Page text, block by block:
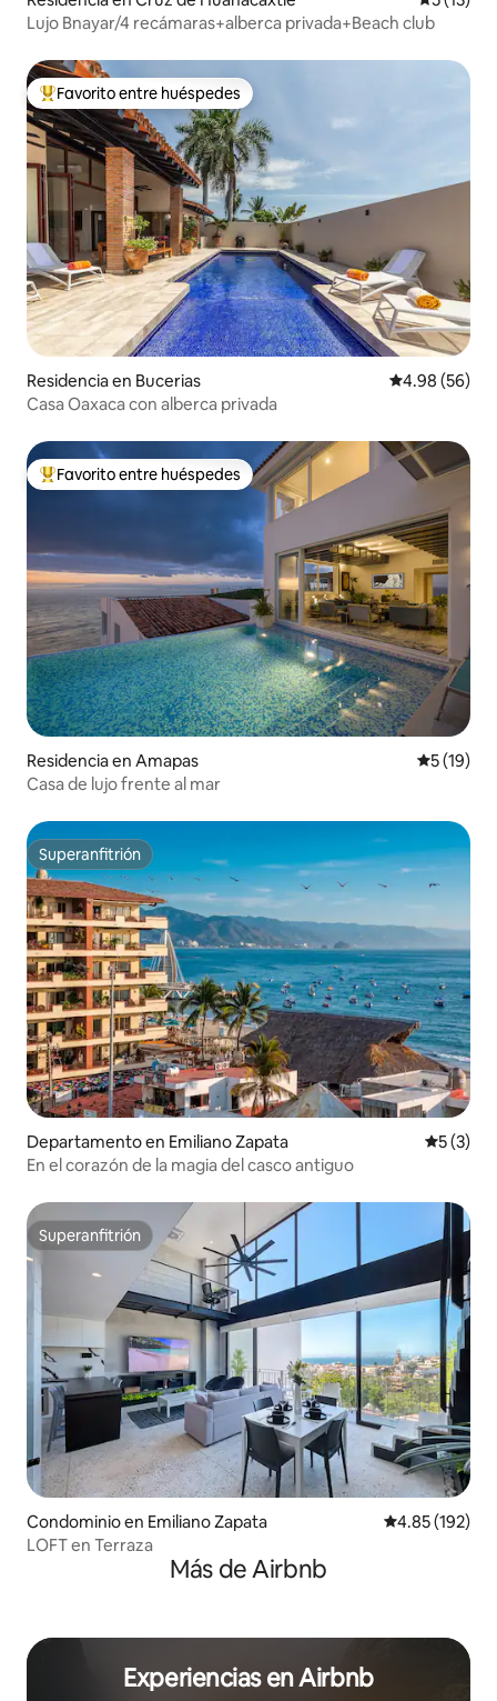
Lujo Bnayar/4 recámaras+alberca privada+Beach club
De los mejores en Favorito entre huéspedes
Favorito entre huéspedes
Residencia en Bucerias Calificación
4.98 (56)
Casa Oaxaca con alberca privada
De los mejores en Favorito entre huéspedes
Favorito entre huéspedes
Residencia en Amapas
5 (19)
Casa de lujo frente al mar
Superanfitrión
Superanfitrión
Departamento en Emiliano Zapata
5 (3)
En el corazón de la magia del casco antiguo
Superanfitrión
Superanfitrión
Condominio en Emiliano Zapata Calificación
4.85 (192)
LOFT en Terraza
Más de Airbnb
Experiencias en Airbnb